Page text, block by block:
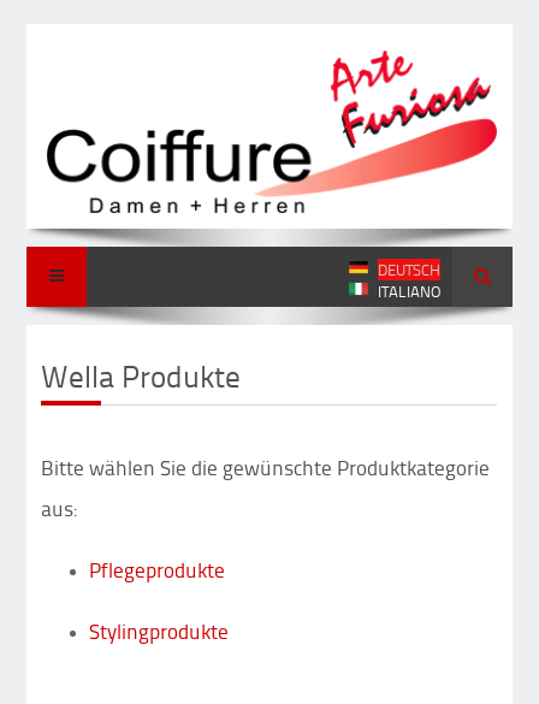
DEUTSCH
ITALIANO
Wella Produkte
Bitte wählen Sie die gewünschte Produktkategorie
aus:
Pflegeprodukte
Stylingprodukte